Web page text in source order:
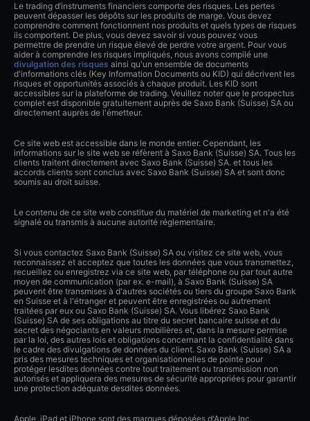
Le trading d’instruments financiers comporte des risques. Les pertes
peuvent dépasser les dépôts sur les produits de marge. Vous devez
comprendre comment fonctionnent nos produits et quels types de risques
ils comportent. De plus, vous devez savoir si vous pouvez vous
permettre de prendre un risque élevé de perdre votre argent. Pour vous
aider à comprendre les risques impliqués, nous avons compilé une
divulgation des risques ainsi qu'un ensemble de documents
d'informations clés (Key Information Documents ou KID) qui décrivent les
risques et opportunités associés à chaque produit. Les KID sont
accessibles sur la plateforme de trading. Veuillez noter que le prospectus
complet est disponible gratuitement auprès de Saxo Bank (Suisse) SA ou
directement auprès de l'émetteur.
Ce site web est accessible dans le monde entier. Cependant, les
informations sur le site web se réfèrent à Saxo Bank (Suisse) SA. Tous les
clients traitent directement avec Saxo Bank (Suisse) SA. et tous les
accords clients sont conclus avec Saxo Bank (Suisse) SA et sont donc
soumis au droit suisse.
Le contenu de ce site web constitue du matériel de marketing et n'a été
signalé ou transmis à aucune autorité réglementaire.
Si vous contactez Saxo Bank (Suisse) SA ou visitez ce site web, vous
reconnaissez et acceptez que toutes les données que vous transmettez,
recueillez ou enregistrez via ce site web, par téléphone ou par tout autre
moyen de communication (par ex. e-mail), à Saxo Bank (Suisse) SA
peuvent être transmises à d'autres sociétés ou tiers du groupe Saxo Bank
en Suisse et à l'étranger et peuvent être enregistrées ou autrement
traitées par eux ou Saxo Bank (Suisse) SA. Vous libérez Saxo Bank
(Suisse) SA de ses obligations au titre du secret bancaire suisse et du
secret des négociants en valeurs mobilières et, dans la mesure permise
par la loi, des autres lois et obligations concernant la confidentialité dans
le cadre des divulgations de données du client. Saxo Bank (Suisse) SA a
pris des mesures techniques et organisationnelles de pointe pour
protéger lesdites données contre tout traitement ou transmission non
autorisés et appliquera des mesures de sécurité appropriées pour garantir
une protection adéquate desdites données.
Apple, iPad et iPhone sont des marques déposées d'Apple Inc.,